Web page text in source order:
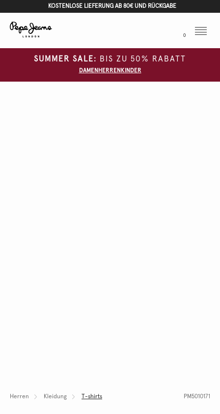
KOSTENLOSE LIEFERUNG AB 80€ UND RÜCKGABE
0
Menu
SUMMER SALE: BIS ZU 50% RABATT
DAMEN HERREN KINDER
Herren Kleidung T-shirts PM5010171